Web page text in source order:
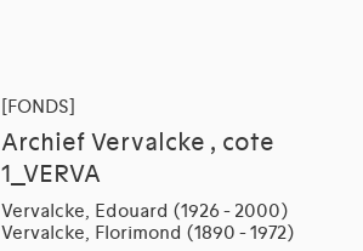
[FONDS]
Archief Vervalcke , cote
1_VERVA
Vervalcke, Edouard (1926 - 2000)
Vervalcke, Florimond (1890 - 1972)